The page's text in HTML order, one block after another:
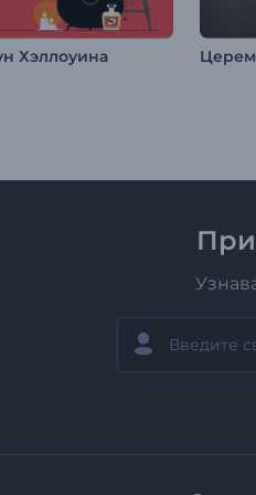
Хэллоуина